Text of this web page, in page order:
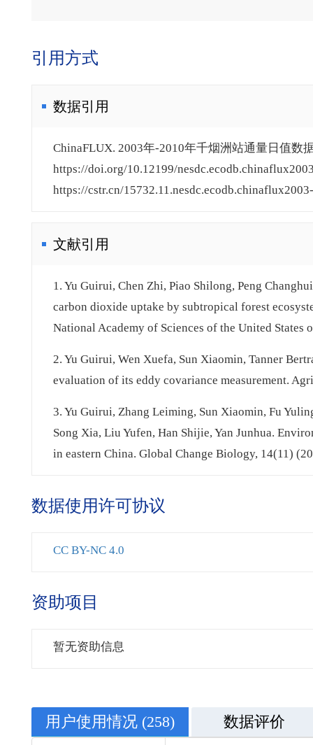
引用方式
数据引用
ChinaFLUX. 2003年-2010年千烟洲站通量日值数
https://doi.org/10.12199/
https://cstr.cn/
文献引用
1. Yu Guirui, Chen Zhi, Piao Shilong, Peng
carbon dioxide uptake by subtropical forest
National Academy of Sciences of the United States
2. Yu Guirui, Wen Xuefa, Sun Xiaomin, Tanner
evaluation of its eddy covariance measurement.
3. Yu Guirui, Zhang Leiming, Sun Xiaomin, Fu
Song Xia, Liu Yufen, Han Shijie, Yan Junhua.
in eastern China. Global Change Biology, 14(11)
数据使用许可协议
CC BY-NC 4.0
资助项目
暂无资助信息
用户使用情况 (258) 数据评价